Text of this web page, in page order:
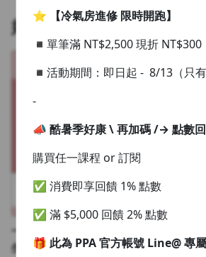
好評推薦
一看就懂！蕾咪的理財課：聰明財務規
生活
⭐️
【冷氣房進修 限時開跑】
◾單筆滿 NT$2,500 現折 NT$300
◾活動期間：即日起 - 8/13（只有
-
📣 酷暑季好康 \ 再加碼 /→ 點數
購買任一課程 or 訂閱
✅ 消費即享回饋 1% 點數
✅ 滿 $5,000 回饋 2% 點數
🎁 此為 PPA 官方帳號 Line@ 專